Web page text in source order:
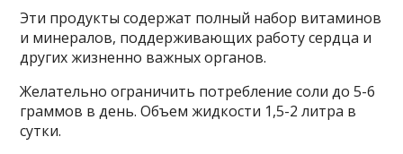
Эти продукты содержат полный набор витаминов
и минералов, поддерживающих работу сердца и
других жизненно важных органов.
Желательно ограничить потребление соли до 5-6
граммов в день. Объем жидкости 1,5-2 литра в
сутки.